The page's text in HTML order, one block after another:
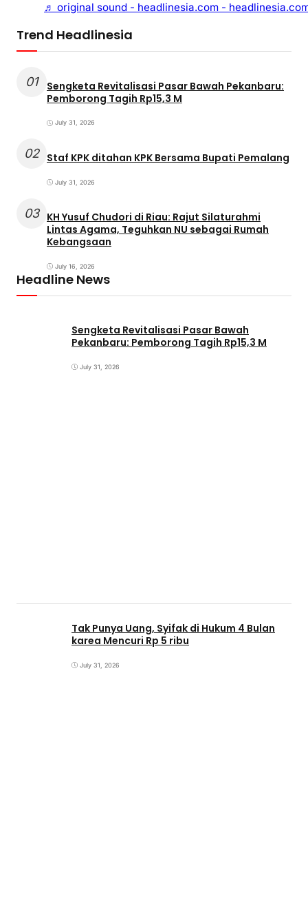
♬ original sound - headlinesia.com -
Trend Headlinesia
01
Sengketa Revitalisasi Pasar Bawah Pekanbaru:
Pemborong Tagih Rp15,3 M
July 31, 2026
02 Staf KPK ditahan KPK Bersama Bupati Pemalang
July 31, 2026
03 KH Yusuf Chudori di Riau: Rajut Silaturahmi
Lintas Agama, Teguhkan NU sebagai Rumah
Kebangsaan
July 16, 2026
Headline News
Sengketa Revitalisasi Pasar Bawah
Pekanbaru: Pemborong Tagih Rp15,3 M
July 31, 2026
Tak Punya Uang, Syifak di Hukum 4 Bulan
karea Mencuri Rp 5 ribu
July 31, 2026